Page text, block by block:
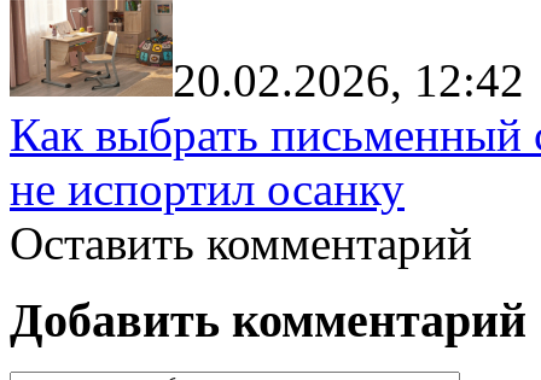
20.02.2026, 12:42
Как выбрать письменный
не испортил осанку
Оставить комментарий
Добавить комментарий